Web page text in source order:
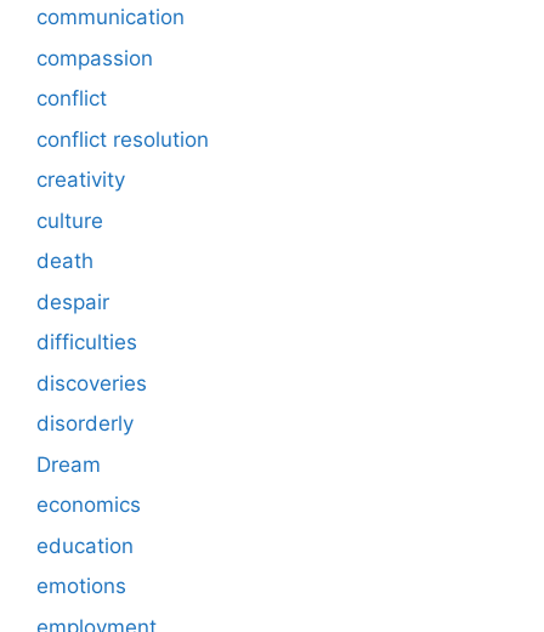
communication
compassion
conflict
conflict resolution
creativity
culture
death
despair
difficulties
discoveries
disorderly
Dream
economics
education
emotions
employment